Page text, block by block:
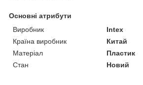
Основні атрибути
Виробник
Intex
Країна виробник
Китай
Матеріал
Пластик
Стан
Новий